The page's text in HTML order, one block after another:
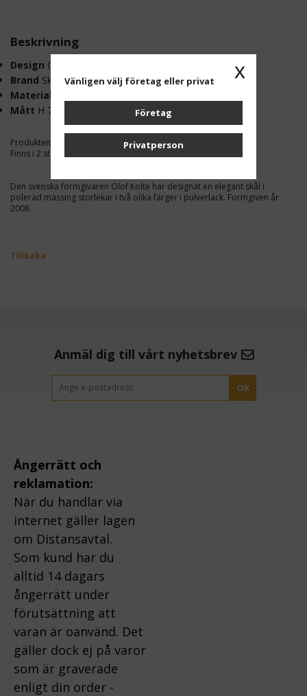
Beskrivning
Design Olof Kolte
Brand Skultuna 1607
Material
Mått H 75mm Ø 120mm
Produkten graveras på sidan. Gravyr ingår.
Finns i 2 storlekar.
Den svenska formgivaren Olof Kolte har designat en elegant skål i
polerad mässing storlekar i två olika färger i pulverlack. Formgiven år
2008.
Tillbaka
Anmäl dig till vårt nyhetsbrev
OK
Ångerrätt och
reklamation:
När du handlar via
internet gäller lagen
om Distansavtal.
Som kund har du
alltid 14 dagars
ångerrätt under
förutsättning att
varan är oanvänd. Det
gäller dock ej på varor
som är graverade
enligt din order -
x
Vänligen välj företag eller privat
Företag
Privatperson